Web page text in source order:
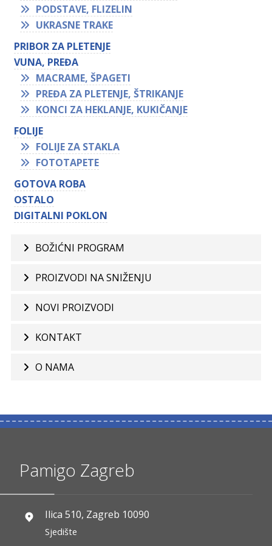
PODSTAVE, FLIZELIN
UKRASNE TRAKE
PRIBOR ZA PLETENJE
VUNA, PREĐA
MACRAME, ŠPAGETI
PREĐA ZA PLETENJE, ŠTRIKANJE
KONCI ZA HEKLANJE, KUKIČANJE
FOLIJE
FOLIJE ZA STAKLA
FOTOTAPETE
GOTOVA ROBA
OSTALO
DIGITALNI POKLON
BOŽIĆNI PROGRAM
PROIZVODI NA SNIŽENJU
NOVI PROIZVODI
KONTAKT
O NAMA
Pamigo Zagreb
Ilica 510, Zagreb 10090
Sjedište